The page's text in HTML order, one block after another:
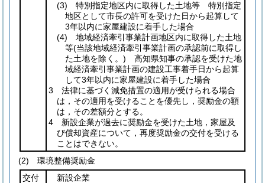
(3) 特別指定地区内に取得した土地等 特別指定
地区として市長の許可を受けた日から起算して
3年以内に家屋建設に着手した場合
(4) 地域経済牽引事業計画地区内に取得した土地
等(当該地域経済牽引事業計画の承認前に取得し
た土地を除く。) 高知県知事の承認を受けた地
域経済牽引事業計画の建設工事着手日から起算
して3年以内に家屋建設に着手した場合
3 法律に基づく減免措置の適用が受けられる場合
は，その適用を受けることを優先し，奨励金の額
は，その差額分とする。
4 新設企業が過去に奨励金を受けた土地，家屋及
び償却資産について，再度奨励金の交付を受ける
ことはできない。
(2) 環境整備奨励金
交付
新設企業